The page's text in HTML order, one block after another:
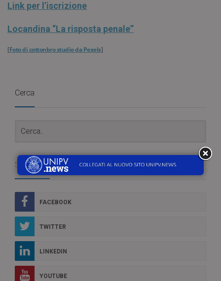
Link per l’iscrizione
Locandina “La risposta penale”
[Foto di cottonbro studio da Pexels]
Cerca
Social Box
FACEBOOK
TWITTER
LINKEDIN
YOUTUBE